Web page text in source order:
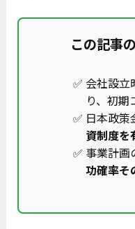
この記事
会社設立
り、初期
日本政策
資制度を
事業計画
功確率そ